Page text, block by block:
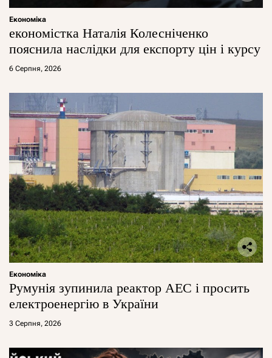
Економіка
економістка Наталія Колесніченко
пояснила наслідки для експорту цін і курсу
6 Серпня, 2026
Економіка
Румунія зупинила реактор АЕС і просить
електроенергію в України
3 Серпня, 2026